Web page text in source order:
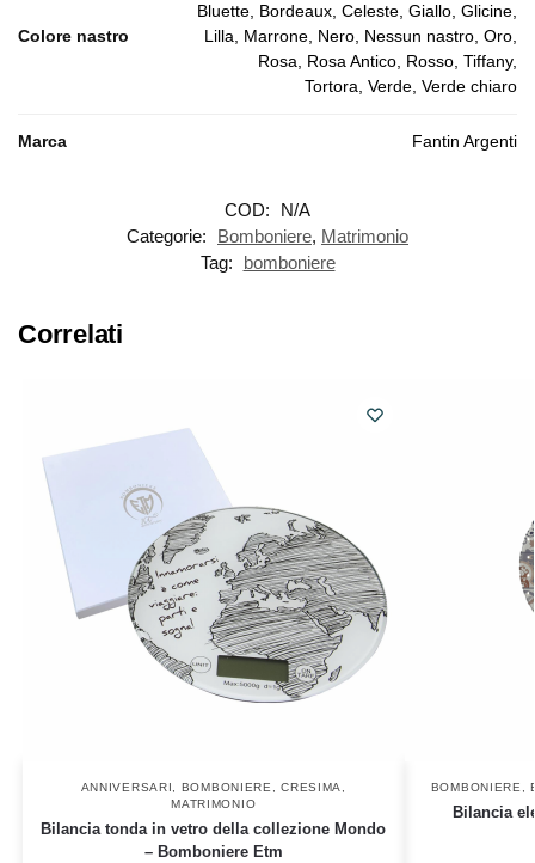
Colore nastro
Bluette, Bordeaux, Celeste, Giallo, Glicine,
Lilla, Marrone, Nero, Nessun nastro, Oro,
Rosa, Rosa Antico, Rosso, Tiffany,
Tortora, Verde, Verde chiaro
Marca Fantin Argenti
COD:
N/A
Categorie:
Bomboniere, Matrimonio
Tag:
bomboniere
Correlati
ANNIVERSARI , BOMBONIERE,CRESIMA,
MATRIMONIO
Bilancia tonda in vetro della collezione Mondo
– Bomboniere Etm
BOMBONIERE,
Bilancia